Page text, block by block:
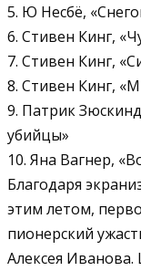
5. Ю Несбё,
6. Стивен Кинг,
7. Стивен Кинг,
8. Стивен Кинг,
9. Патрик
убийцы»
10. Яна Вагнер,
Благодаря
этим летом,
пионерский
Алексея